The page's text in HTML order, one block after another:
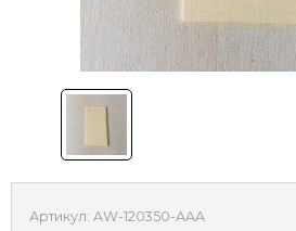
Артикул: AW-120350-AAA